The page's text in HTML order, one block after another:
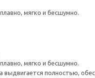
мягко и бесшумно.
мягко и бесшумно.
полностью,